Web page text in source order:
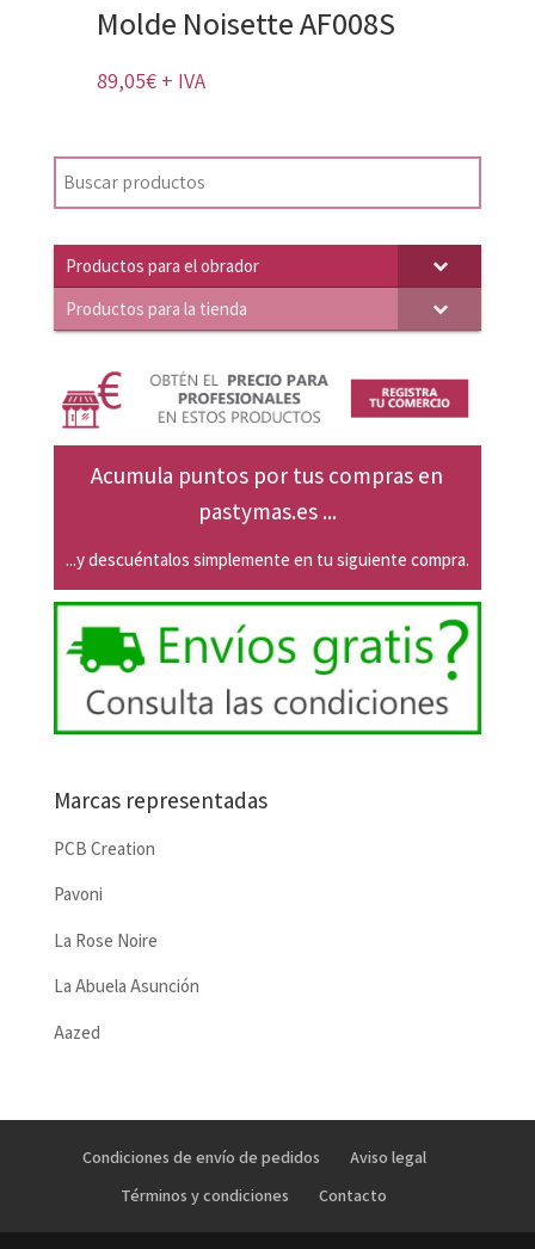
Molde Noisette AF008S
89,05€ + IVA
Productos para el obrador
Productos para la tienda
Acumula puntos por tus compras en
pastymas.es ...
...y descuéntalos simplemente en tu siguiente compra.
Marcas representadas
PCB Creation
Pavoni
La Rose Noire
La Abuela Asunción
Aazed
Condiciones de envío de pedidos
Aviso legal
Términos y condiciones
Contacto